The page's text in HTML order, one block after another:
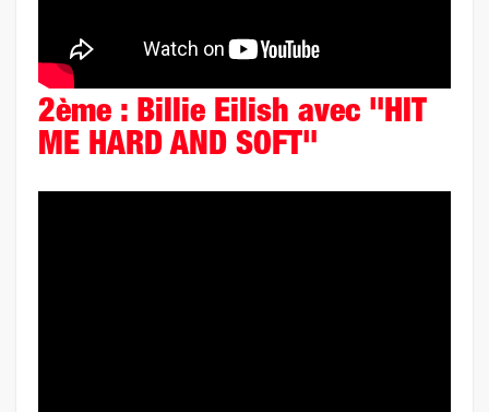
2ème : Billie Eilish avec "HIT
ME HARD AND SOFT"